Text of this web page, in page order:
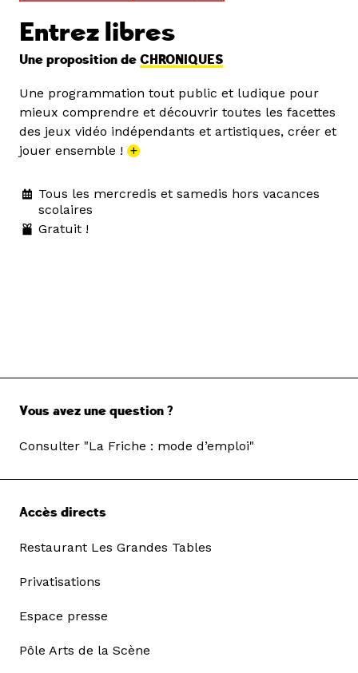
Entrez libres
Une proposition de CHRONIQUES
Une programmation tout public et ludique pour
mieux comprendre et découvrir toutes les facettes
des jeux vidéo indépendants et artistiques, créer et
jouer ensemble ! +
Tous les mercredis et samedis hors vacances
scolaires
Gratuit !
Vous avez une question ?
Consulter "La Friche : mode d’emploi"
Accès directs
Restaurant Les Grandes Tables
Privatisations
Espace presse
Pôle Arts de la Scène